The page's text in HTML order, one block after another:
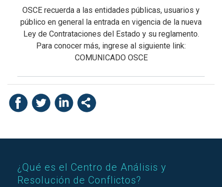
OSCE recuerda a las entidades públicas, usuarios y
público en general la entrada en vigencia de la nueva
Ley de Contrataciones del Estado y su reglamento.
Para conocer más, ingrese al siguiente link:
COMUNICADO OSCE
¿Qué es el Centro de Análisis y
Resolución de Conflictos?